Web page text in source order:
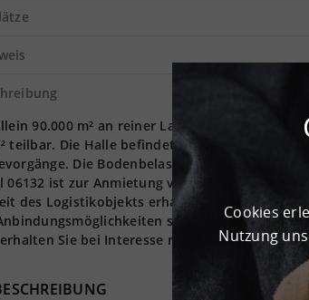
90.000 m² an reiner Lagerfläche zur
teilbar. Die Halle befindet sich in Halle. Die
Die Bodenbelastung ist auf 5.098,5
06132 ist zur Anmietung verfügbar. Der
des Logistikobjekts erhalten Sie von
sowohl an den Nah-
Sie bei Interesse nähere
Cookies
Nutzung